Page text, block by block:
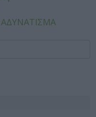
ΑΔΥΝΑΤΙΣΜΑ